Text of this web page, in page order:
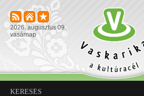
2026. augusztus 09.
vasárnap
KERESÉS